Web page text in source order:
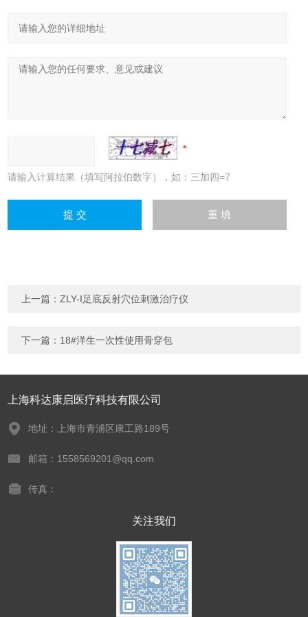
请输入计算结果（填写阿拉伯数字），如：三加四=7
上一篇：ZLY-I足底反射穴位刺激治疗仪
下一篇： 18#洋生一次性使用骨穿包
上海科达康启医疗科技有限公司
地址：上海市青浦区康工路189号
邮箱：1558569201@qq.com
传真：
关注我们